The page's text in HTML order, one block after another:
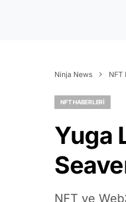
Ninja News NFT
NFT HABERLERI
Yuga
NFT ve